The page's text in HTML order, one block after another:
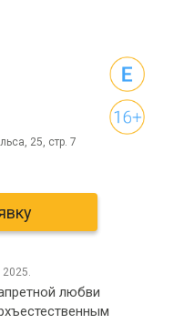
25, стр. 7
2025.
любви